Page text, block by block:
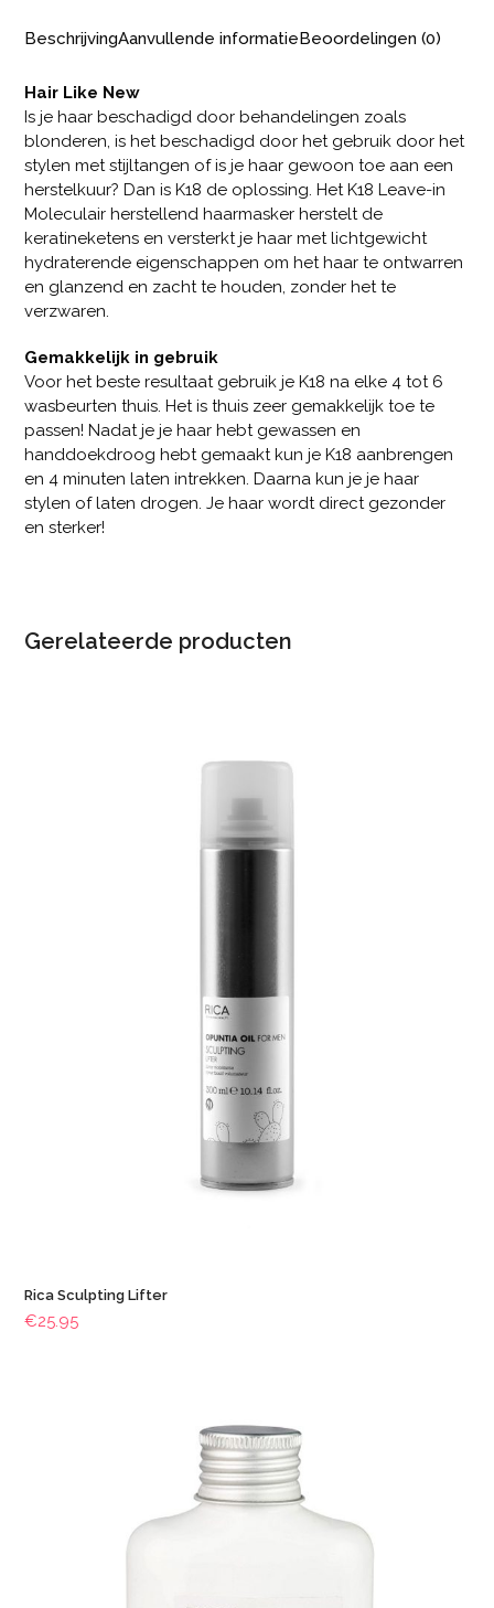
BeschrijvingAanvullende informatieBeoordelingen (0)
Hair Like New
Is je haar beschadigd door behandelingen zoals
blonderen, is het beschadigd door het gebruik door het
stylen met stijltangen of is je haar gewoon toe aan een
herstelkuur? Dan is K18 de oplossing. Het K18 Leave-in
Moleculair herstellend haarmasker herstelt de
keratineketens en versterkt je haar met lichtgewicht
hydraterende eigenschappen om het haar te ontwarren
en glanzend en zacht te houden, zonder het te
verzwaren.
Gemakkelijk in gebruik
Voor het beste resultaat gebruik je K18 na elke 4 tot 6
wasbeurten thuis. Het is thuis zeer gemakkelijk toe te
passen! Nadat je je haar hebt gewassen en
handdoekdroog hebt gemaakt kun je K18 aanbrengen
en 4 minuten laten intrekken. Daarna kun je je haar
stylen of laten drogen. Je haar wordt direct gezonder
en sterker!
Gerelateerde producten
Rica Sculpting Lifter
€25.95